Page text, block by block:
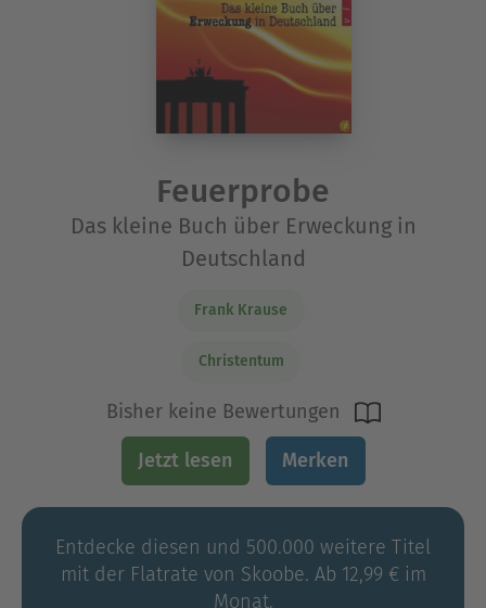
Feuerprobe
Das kleine Buch über Erweckung in
Deutschland
Frank Krause
Christentum
Bisher keine Bewertungen
Jetzt lesen Merken
Entdecke diesen und 500.000 weitere Titel
mit der Flatrate von Skoobe. Ab 12,99 € im
Monat.